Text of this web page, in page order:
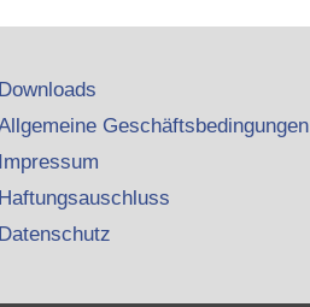
Downloads
Geschäftsbedingungen
Impressum
Haftungsauschluss
Datenschutz